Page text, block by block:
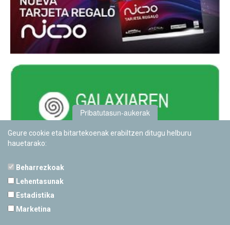
Pribatutasun-aukerak
Geure cookie eta bitartekoenak erabiltzen ditugu helburu
hauetarako:
Beharrezkoak
Lehentasunak
Estadistika
Marketina